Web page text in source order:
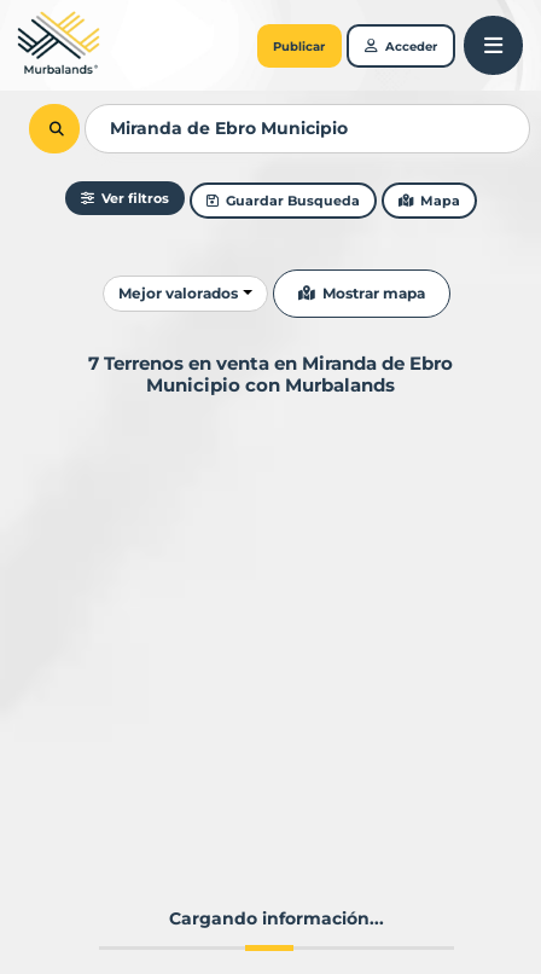
Publicar Acceder
Ver filtros Guardar Busqueda Mapa
Ordenar resultados
Mejor valorados Mostrar mapa
7 Terrenos en venta en Miranda de Ebro
Municipio con Murbalands
Cargando información...